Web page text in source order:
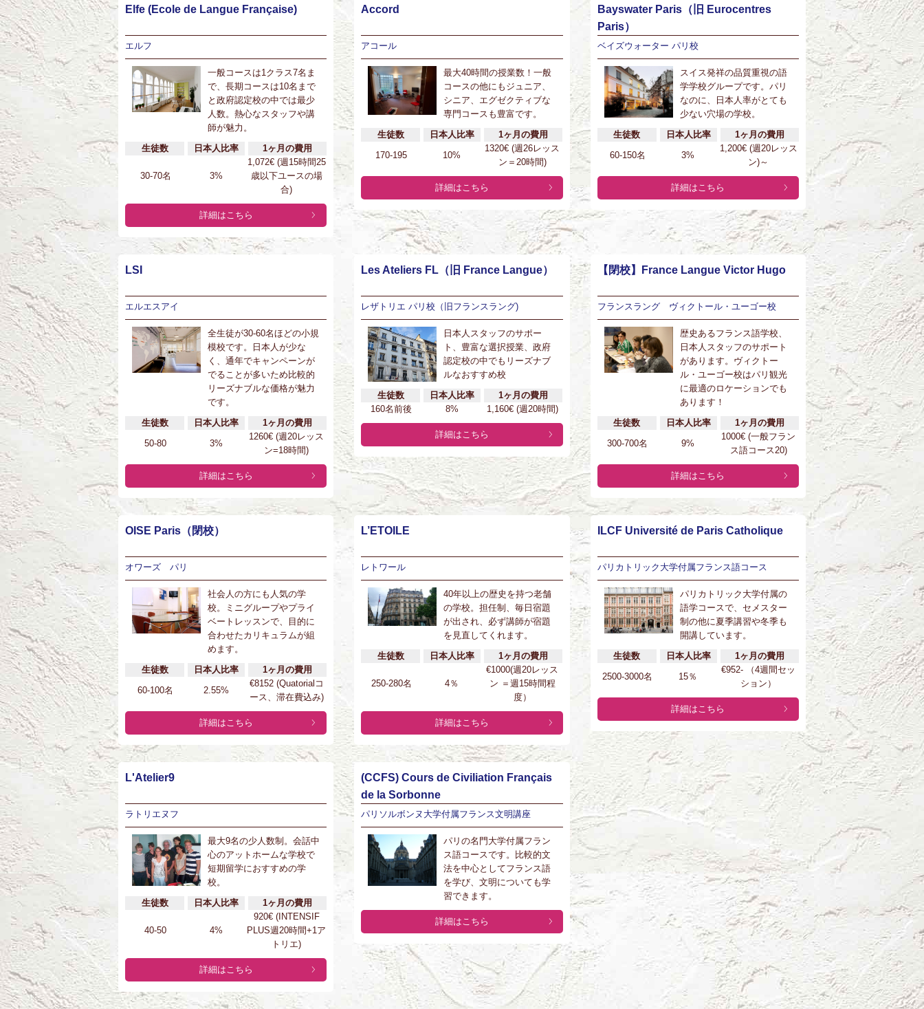
Elfe (Ecole de Langue Française)
エルフ
一般コースは1クラス7名ま
で、長期コースは10名まで
と政府認定校の中では最少
人数。熱心なスタッフや講
師が魅力。
生徒数
日本人比率 1ヶ月の費用
30-70名 3%
1,072€ (週15時間25
歳以下ユースの場
合)
詳細はこちら
Accord
アコール
最大40時間の授業数！一般
コースの他にもジュニア、
シニア、エグゼクティブな
専門コースも豊富です。
生徒数
日本人比率
1ヶ月の費用
170-195
10%
1320€ (週26レッス
ン＝20時間)
詳細はこちら
Bayswater Paris（旧 Eurocentres
Paris）
ベイズウォーター パリ校
スイス発祥の品質重視の語
学学校グループです。パリ
なのに、日本人率がとても
少ない穴場の学校。
生徒数
日本人比率
1ヶ月の費用
60-150名
3%
1,200€ (週20レッス
ン)～
詳細はこちら
LSI
エルエスアイ
全生徒が30-60名ほどの小規
模校です。日本人が少な
く、通年でキャンペーンが
でることが多いため比較的
リーズナブルな価格が魅力
です。
生徒数
日本人比率
1ヶ月の費用
50-80
3%
1260€ (週20レッス
ン=18時間)
詳細はこちら
Les Ateliers FL（旧 France Langue）
レザトリエ パリ校（旧フランスラング)
日本人スタッフのサポー
ト、豊富な選択授業、政府
認定校の中でもリーズナブ
ルなおすすめ校
生徒数
日本人比率
1ヶ月の費用
160名前後
8% 1,160€ (週20時間)
詳細はこちら
【閉校】France Langue Victor Hugo
フランスラング ヴィクトール・ユーゴー校
歴史あるフランス語学校、
日本人スタッフのサポート
があります。ヴィクトー
ル・ユーゴー校はパリ観光
に最適のロケーションでも
あります！
生徒数
日本人比率
1ヶ月の費用
300-700名
9%
1000€ (一般フラン
ス語コース20)
詳細はこちら
OISE Paris（閉校）
オワーズ パリ
社会人の方にも人気の学
校。ミニグループやプライ
ベートレッスンで、目的に
合わせたカリキュラムが組
めます。
生徒数
日本人比率
1ヶ月の費用
60-100名
2.55%
€8152 (Quatorialコ
ース、滞在費込み)
詳細はこちら
L’ETOILE
レトワール
40年以上の歴史を持つ老舗
の学校。担任制、毎日宿題
が出され、必ず講師が宿題
を見直してくれます。
生徒数
日本人比率 1ヶ月の費用
250-280名 4％
€1000(週20レッス
ン ＝週15時間程
度）
詳細はこちら
ILCF Université de Paris Catholique
パリカトリック大学付属フランス語コース
パリカトリック大学付属の
語学コースで、セメスター
制の他に夏季講習や冬季も
開講しています。
生徒数
日本人比率
1ヶ月の費用
2500-3000名
15％
€952- （4週間セッ
ション）
詳細はこちら
L'Atelier9
ラトリエヌフ
最大9名の少人数制。会話中
心のアットホームな学校で
短期留学におすすめの学
校。
生徒数
日本人比率 1ヶ月の費用
40-50 4%
920€ (INTENSIF
PLUS週20時間+1ア
トリエ)
詳細はこちら
(CCFS) Cours de Civiliation Français
de la Sorbonne
パリソルボンヌ大学付属フランス文明講座
パリの名門大学付属フラン
ス語コースです。比較的文
法を中心としてフランス語
を学び、文明についても学
習できます。
詳細はこちら